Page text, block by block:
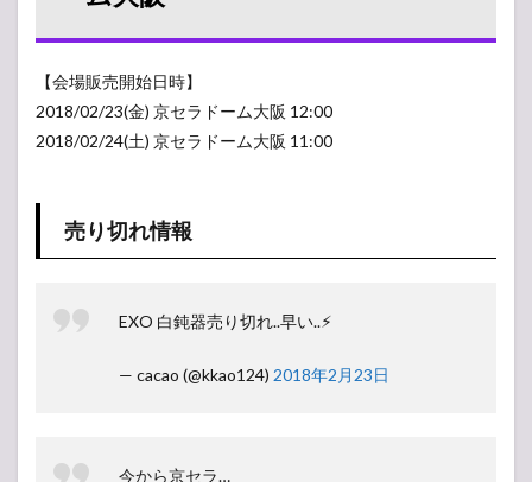
販売情
ム大阪
1.1
売り
グッ
ズ列
2
所
【会場販売開始日時】
2018/02/23(金) 京セラドーム大阪 12:00
2018/02/24(土) 京セラドーム大阪 11:00
売り切れ情報
EXO 白鈍器売り切れ..早い..⚡︎
— cacao (@kkao124) 2018年2月23日
今から京セラ…